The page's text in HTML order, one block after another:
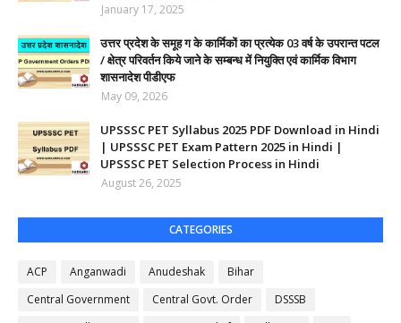
January 17, 2025
उत्तर प्रदेश के समूह ग के कार्मिकों का प्रत्येक 03 वर्ष के उपरान्त पटल
/ क्षेत्र परिवर्तन किये जाने के सम्बन्ध में नियुक्ति एवं कार्मिक विभाग
शासनादेश पीडीएफ
May 09, 2026
UPSSSC PET Syllabus 2025 PDF Download in Hindi
| UPSSSC PET Exam Pattern 2025 in Hindi |
UPSSSC PET Selection Process in Hindi
August 26, 2025
CATEGORIES
ACP Anganwadi Anudeshak
Bihar
Central Government
Central Govt. Order
DSSSB